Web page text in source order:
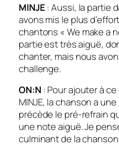
MINJE : Aussi, la partie
avons mis le plus
chantons « We make a
partie est très aiguë,
chanter, mais nous
challenge.
ON:N : Pour ajouter à
MINJE, la chanson a
précède le pré-refrain
une note aiguë. Je
culminant de la